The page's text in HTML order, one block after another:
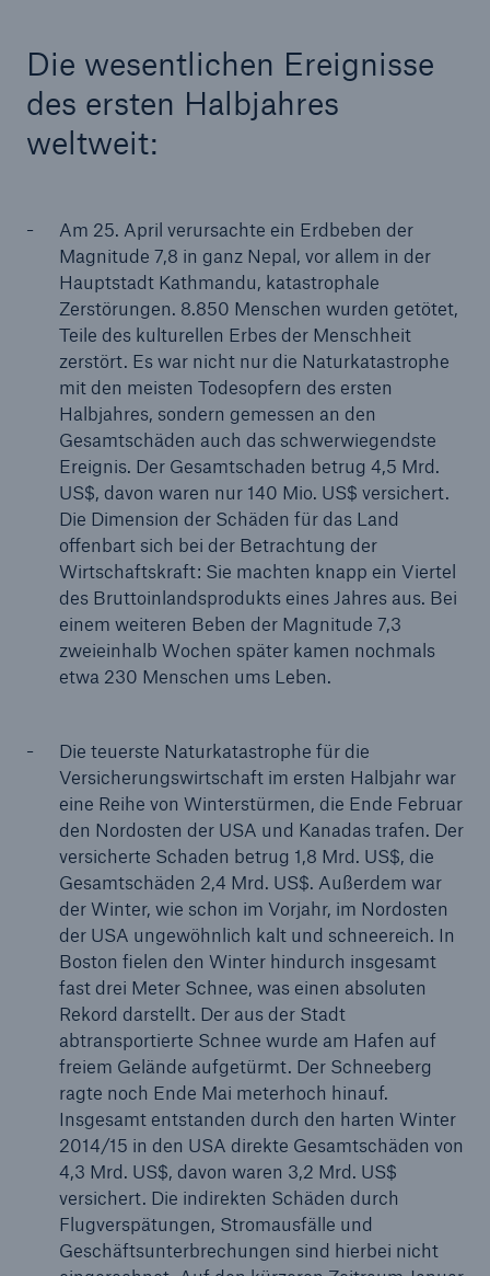
Die wesentlichen Ereignisse
des ersten Halbjahres
weltweit:
Am 25. April verursachte ein Erdbeben der
Magnitude 7,8 in ganz Nepal, vor allem in der
Hauptstadt Kathmandu, katastrophale
Zerstörungen. 8.850 Menschen wurden getötet,
Teile des kulturellen Erbes der Menschheit
zerstört. Es war nicht nur die Naturkatastrophe
mit den meisten Todesopfern des ersten
Halbjahres, sondern gemessen an den
Gesamtschäden auch das schwerwiegendste
Ereignis. Der Gesamtschaden betrug 4,5 Mrd.
US$, davon waren nur 140 Mio. US$ versichert.
Die Dimension der Schäden für das Land
offenbart sich bei der Betrachtung der
Wirtschaftskraft: Sie machten knapp ein Viertel
des Bruttoinlandsprodukts eines Jahres aus. Bei
einem weiteren Beben der Magnitude 7,3
zweieinhalb Wochen später kamen nochmals
etwa 230 Menschen ums Leben.
Die teuerste Naturkatastrophe für die
Versicherungswirtschaft im ersten Halbjahr war
eine Reihe von Winterstürmen, die Ende Februar
den Nordosten der USA und Kanadas trafen. Der
versicherte Schaden betrug 1,8 Mrd. US$, die
Gesamtschäden 2,4 Mrd. US$. Außerdem war
der Winter, wie schon im Vorjahr, im Nordosten
der USA ungewöhnlich kalt und schneereich. In
Boston fielen den Winter hindurch insgesamt
fast drei Meter Schnee, was einen absoluten
Rekord darstellt. Der aus der Stadt
abtransportierte Schnee wurde am Hafen auf
freiem Gelände aufgetürmt. Der Schneeberg
ragte noch Ende Mai meterhoch hinauf.
Insgesamt entstanden durch den harten Winter
2014/15 in den USA direkte Gesamtschäden von
4,3 Mrd. US$, davon waren 3,2 Mrd. US$
versichert. Die indirekten Schäden durch
Flugverspätungen, Stromausfälle und
Geschäftsunterbrechungen sind hierbei nicht
Rückversicherungspartner
Fakten
CLARA reduziert die Wartezeit bis zur
Leistungsentscheidung in der BU-
Versicherung bis zu
50 %
Cyber
Geschätzte globale wirtschaftliche Kosten der
Internetkriminalität
600 bn
US Dollar im Jahr 2018